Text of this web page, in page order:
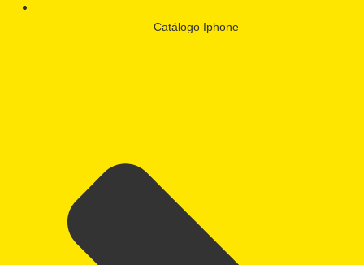
Catálogo Iphone